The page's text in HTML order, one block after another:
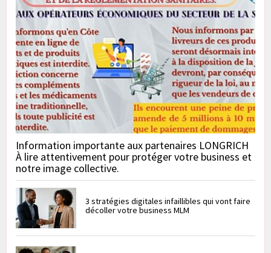
Information importante aux partenaires LONGRICH
À lire attentivement pour protéger votre business et
notre image collective.
3 stratégies digitales infaillibles qui vont faire
décoller votre business MLM